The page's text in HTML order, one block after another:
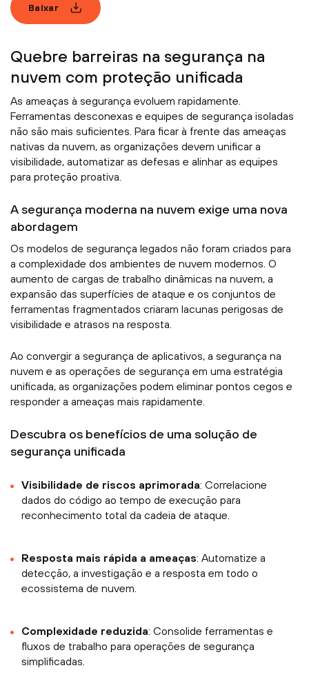
Baixar
Quebre barreiras na segurança na
nuvem com proteção unificada
As ameaças à segurança evoluem rapidamente.
Ferramentas desconexas e equipes de segurança isoladas
não são mais suficientes. Para ficar à frente das ameaças
nativas da nuvem, as organizações devem unificar a
visibilidade, automatizar as defesas e alinhar as equipes
para proteção proativa.
A segurança moderna na nuvem exige uma nova
abordagem
Os modelos de segurança legados não foram criados para
a complexidade dos ambientes de nuvem modernos. O
aumento de cargas de trabalho dinâmicas na nuvem, a
expansão das superfícies de ataque e os conjuntos de
ferramentas fragmentados criaram lacunas perigosas de
visibilidade e atrasos na resposta.
Ao convergir a segurança de aplicativos, a segurança na
nuvem e as operações de segurança em uma estratégia
unificada, as organizações podem eliminar pontos cegos e
responder a ameaças mais rapidamente.
Descubra os benefícios de uma solução de
segurança unificada
Visibilidade de riscos aprimorada: Correlacione
dados do código ao tempo de execução para
reconhecimento total da cadeia de ataque.
Resposta mais rápida a ameaças: Automatize a
detecção, a investigação e a resposta em todo o
ecossistema de nuvem.
Complexidade reduzida: Consolide ferramentas e
fluxos de trabalho para operações de segurança
simplificadas.